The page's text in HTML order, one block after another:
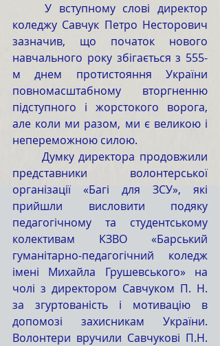
коледжу Савчук Петро Несторович
зазначив, що початок нового
навчального року збігається з 555-
м днем протистояння України
повномасштабному вторгненню
підступного і жорстокого ворога,
але коли ми разом, ми є великою і
непереможною силою.
представники волонтерської
організації «Багі для ЗСУ», які
прийшли висловити подяку
педагогічному та студентському
колективам КЗВО «Барський
гуманітарно-педагогічний коледж
імені Михайла Грушевського» на
чолі з директором Савчуком П. Н.
за згуртованість і мотивацію в
допомозі захисникам України.
Волонтери вручили Савчукові П.Н.